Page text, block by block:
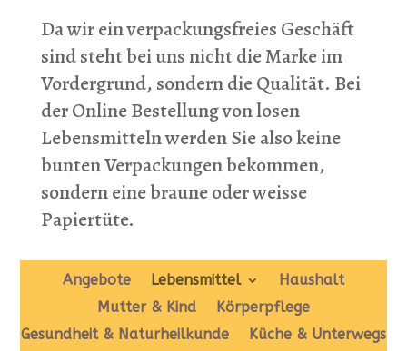
Da wir ein verpackungsfreies Geschäft
sind steht bei uns nicht die Marke im
Vordergrund, sondern die Qualität. Bei
der Online Bestellung von losen
Lebensmitteln werden Sie also keine
bunten Verpackungen bekommen,
sondern eine braune oder weisse
Papiertüte.
Angebote Lebensmittel
Haushalt
Mutter & Kind
Körperpflege
Gesundheit & Naturheilkunde
Küche & Unterwegs